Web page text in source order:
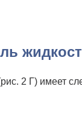
2 Г) имеет